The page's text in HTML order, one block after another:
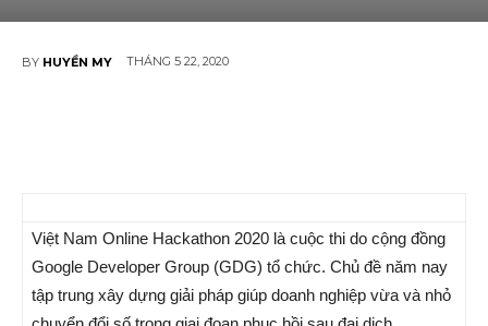
BY HUYỀN MY THÁNG 5 22, 2020
Việt Nam Online Hackathon 2020 là cuộc thi do cộng đồng
Google Developer Group (GDG) tổ chức. Chủ đề năm nay
tập trung xây dựng giải pháp giúp doanh nghiệp vừa và nhỏ